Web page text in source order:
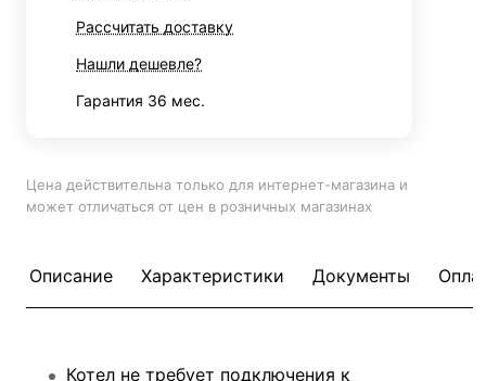
Рассчитать доставку
Нашли дешевле?
Гарантия 36 мес.
Цена действительна только для интернет-магазина и
может отличаться от цен в розничных магазинах
Описание Характеристики Документы
Котел не требует подключения к